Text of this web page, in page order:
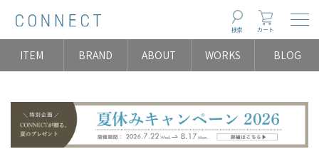
検索 カート
ITEM BRAND ABOUT WORKS BLOG